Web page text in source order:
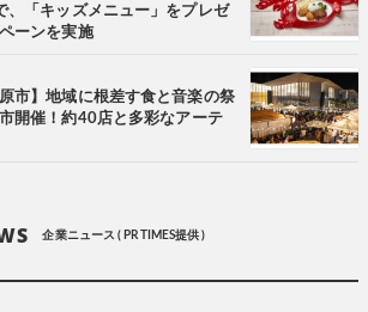
、「キッズメニュー」をプレゼ
ーンを実施
市】地域に根差す食と音楽の祭
開催！約40店と多彩なアーテ
企業ニュース ( PR TIMES提供 )